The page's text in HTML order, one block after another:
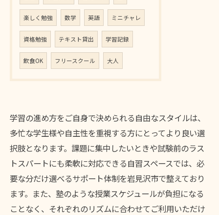
楽しく勉強 数学 英語 ミニチャレ
資格勉強 テキスト貸出 学習記録
飲食OK フリースクール 大人
学習の進め方をご自身で決められる自由なスタイルは、
多忙な学生様や自主性を重視する方にとってより良い選
択肢となります。課題に集中したいときや試験前のラス
トスパートにも柔軟に対応できる自習スペースでは、必
要な分だけ選べるサポート体制を岩見沢市で整えており
ます。また、塾のような授業スケジュールが負担になる
ことなく、それぞれのリズムに合わせてご利用いただけ